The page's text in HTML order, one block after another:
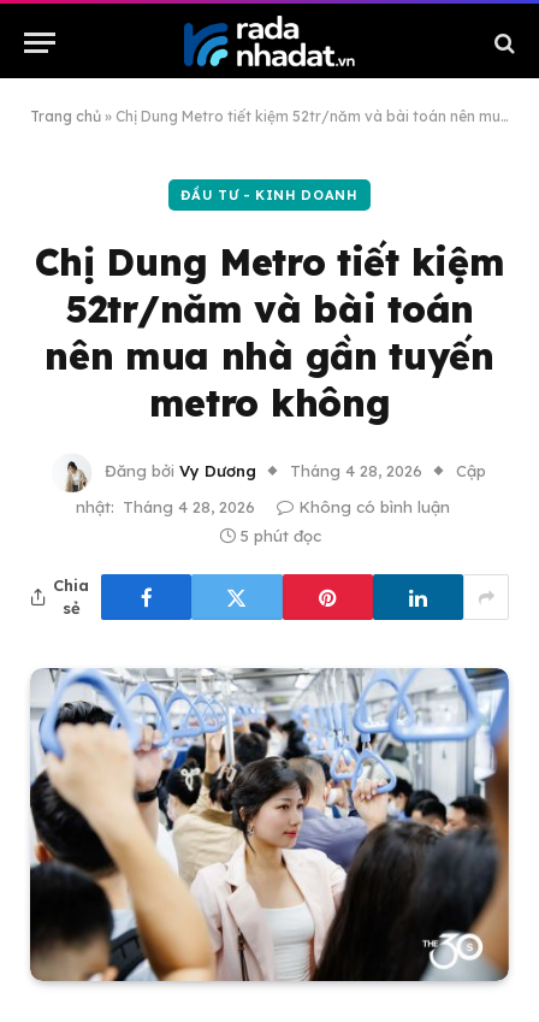
Trang chủ » Chị Dung Metro tiết kiệm 52tr/năm và bài toán nên mua nhà gần tuyến metro không
ĐẦU TƯ - KINH DOANH
Chị Dung Metro tiết kiệm
52tr/năm và bài toán
nên mua nhà gần tuyến
metro không
Đăng bởi Vy Dương Tháng 4 28, 2026
Cập
nhật: Tháng 4 28, 2026
Không có bình luận
5 phút đọc
Chia
sẻ